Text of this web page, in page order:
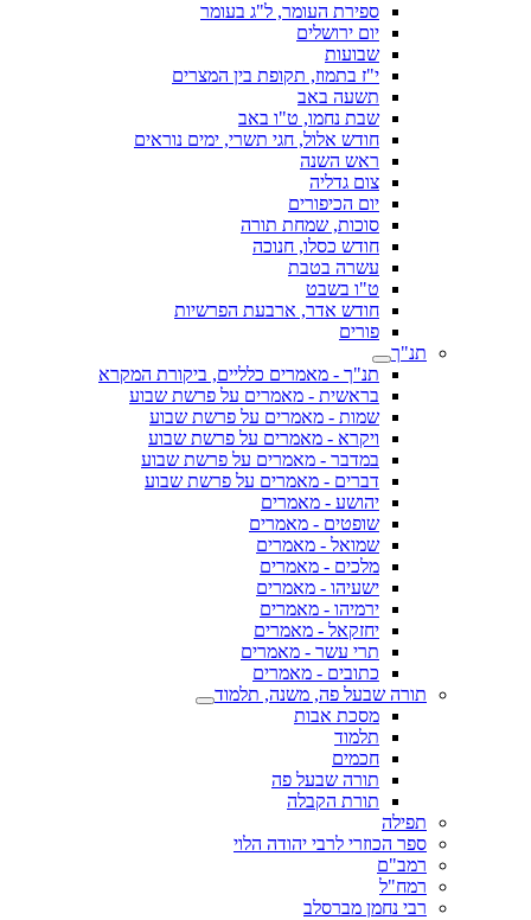
ספירת העומר, ל"ג בעומר
יום ירושלים
שבועות
י"ז בתמוז, תקופת בין המצרים
תשעה באב
שבת נחמו, ט"ו באב
חודש אלול, חגי תשרי, ימים נוראים
ראש השנה
צום גדליה
יום הכיפורים
סוכות, שמחת תורה
חודש כסלו, חנוכה
עשרה בטבת
ט"ו בשבט
חודש אדר, ארבעת הפרשיות
פורים
תנ"ך
תנ"ך - מאמרים כלליים, ביקורת המקרא
בראשית - מאמרים על פרשת שבוע
שמות - מאמרים על פרשת שבוע
ויקרא - מאמרים על פרשת שבוע
במדבר - מאמרים על פרשת שבוע
דברים - מאמרים על פרשת שבוע
יהושע - מאמרים
שופטים - מאמרים
שמואל - מאמרים
מלכים - מאמרים
ישעיהו - מאמרים
ירמיהו - מאמרים
יחזקאל - מאמרים
תרי עשר - מאמרים
כתובים - מאמרים
תורה שבעל פה, משנה, תלמוד
מסכת אבות
תלמוד
חכמים
תורה שבעל פה
תורת הקבלה
תפילה
ספר הכוזרי לרבי יהודה הלוי
רמב"ם
רמח"ל
רבי נחמן מברסלב